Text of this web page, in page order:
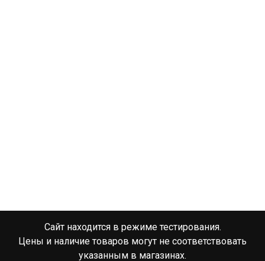
Сайт находится в режиме тестирования.
Цены и наличие товаров могут не соответствовать
указанным в магазинах.